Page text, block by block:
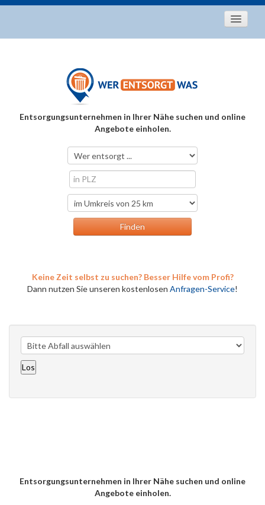
Entsorgungstipps
Über uns
Entsorgungsunternehmen in Ihrer Nähe suchen und online
Angebote einholen.
Keine Zeit selbst zu suchen? Besser Hilfe vom Profi?
Dann nutzen Sie unseren kostenlosen Anfragen-Service!
Entsorgungsunternehmen in Ihrer Nähe suchen und online
Angebote einholen.